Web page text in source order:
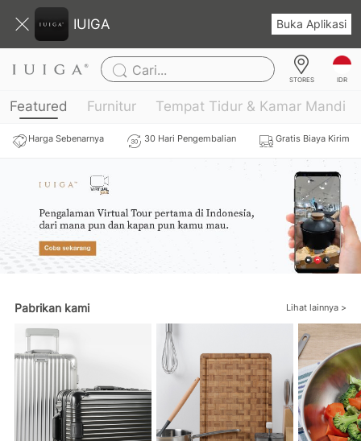
IUIGA Buka Aplikasi
Cari...
STORES IDR
Featured Furnitur Tempat Tidur & Kamar Mandi
Harga Sebenarnya 30 Hari Pengembalian Gratis Biaya Kirim
Pabrikan kami Lihat lainnya >